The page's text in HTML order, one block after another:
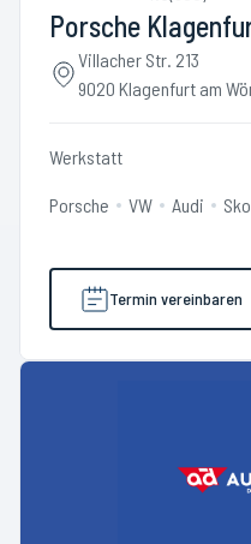
Porsche
Villacher Str. 213
9020 Klagenfurt am
Werkstatt
Porsche VW Audi
Termin vereinbaren